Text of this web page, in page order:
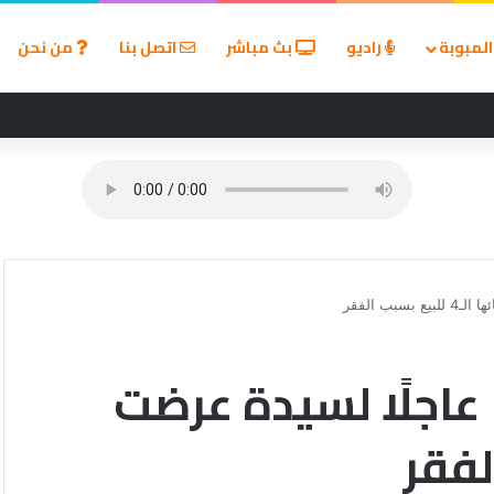
راديو بث مباشر اتصل بنا من نحن
الفقر
عاجلًا لسيدة عرضت